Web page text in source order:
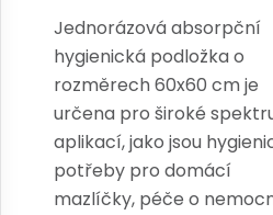
Jednorázová absorpční
hygienická podložka o
rozměrech 60x60 cm je
určena pro široké
aplikací, jako jsou
potřeby pro domácí
mazlíčky, péče o